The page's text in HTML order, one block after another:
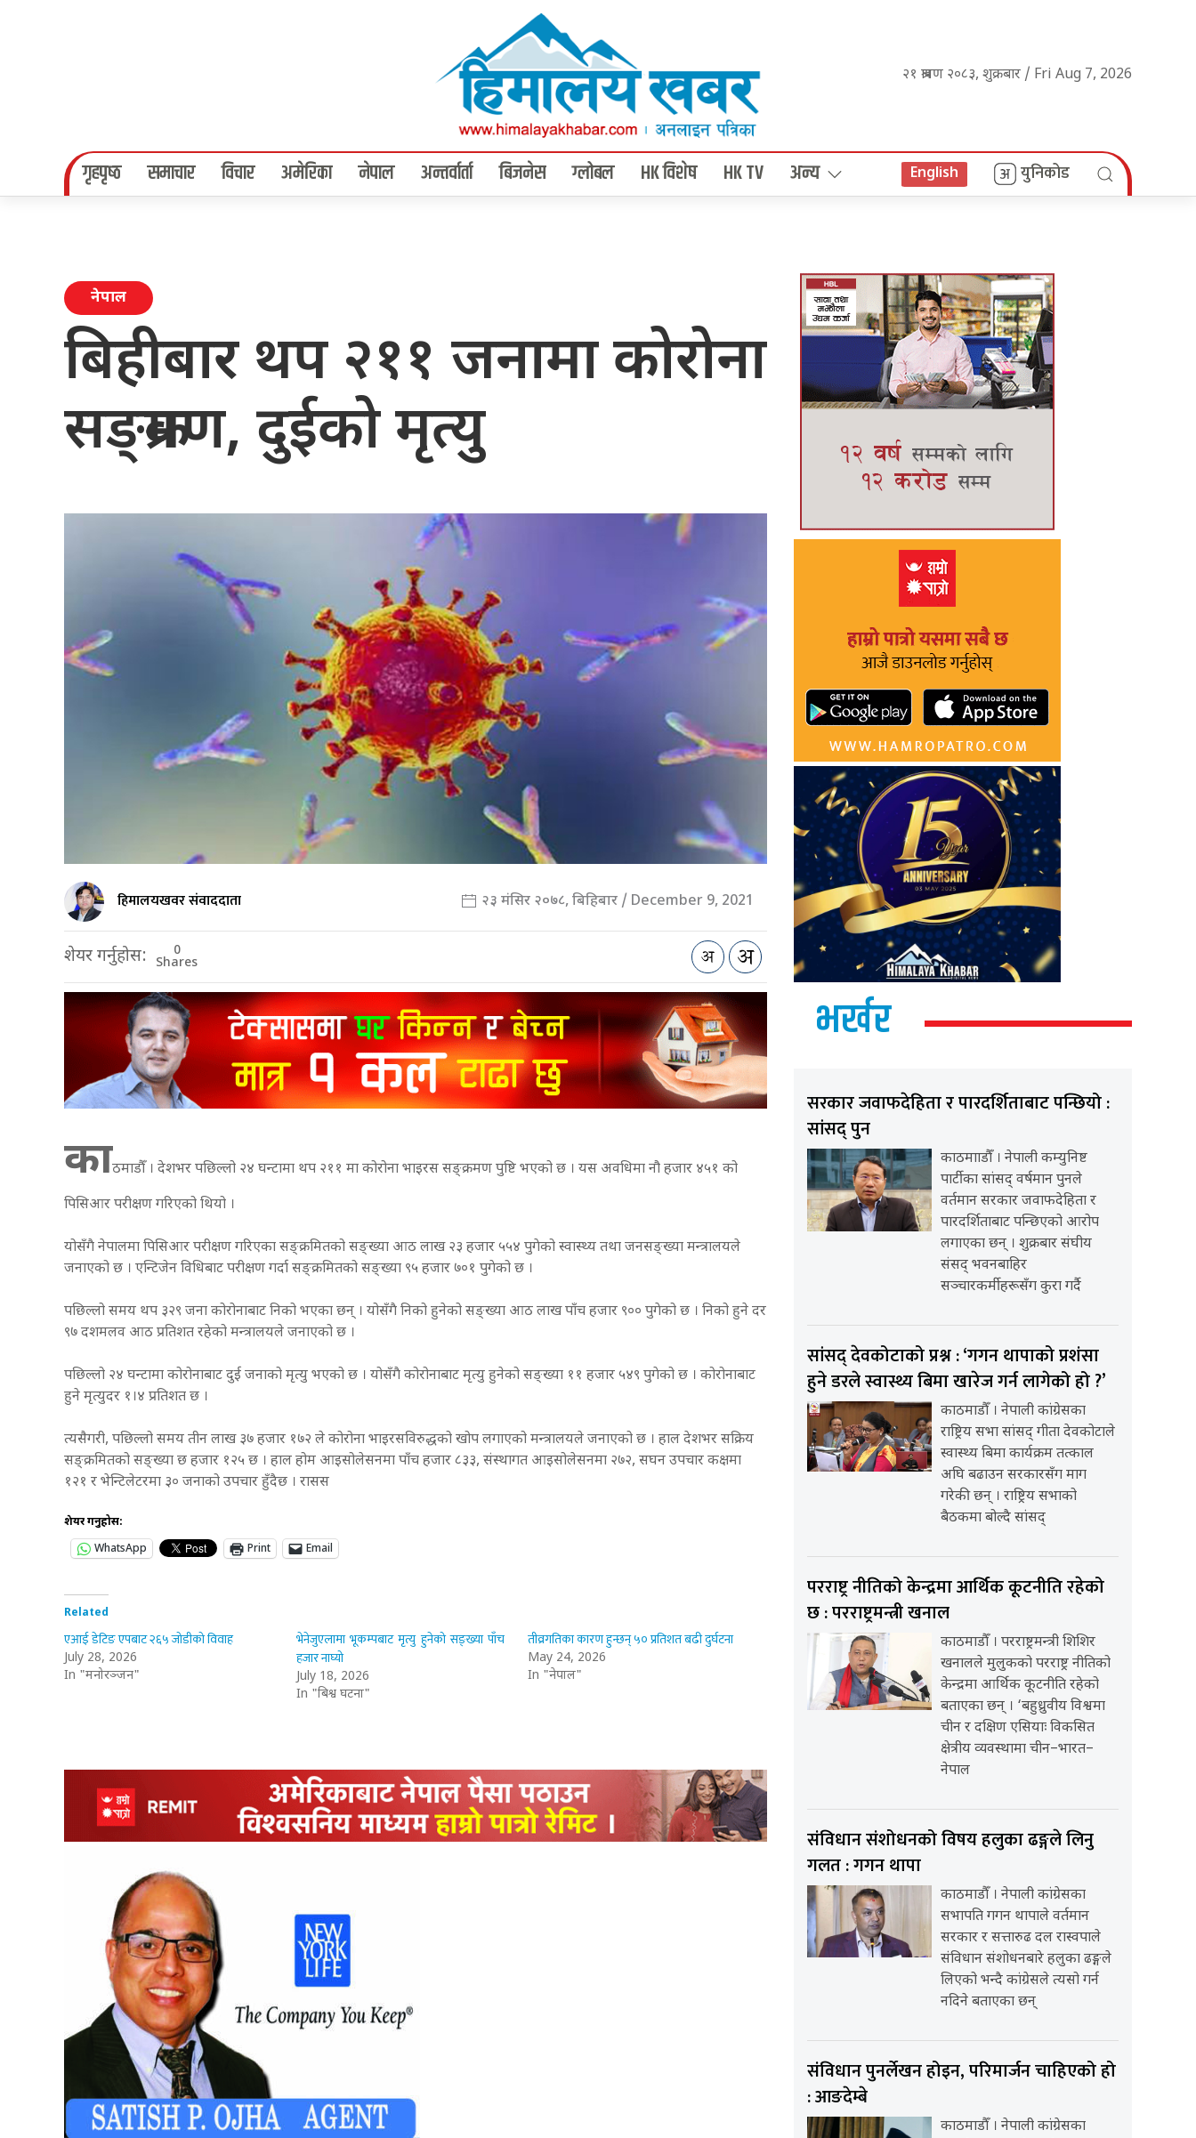
२१ श्रावण २०८३, शुक्रबार / Fri Aug 7, 2026
गृहपृष्‍ठ समाचार विचार अमेरिका नेपाल अन्तर्वार्ता बिजनेस ग्लोबल HK विशेष HK TV अन्य English युनिकोड
नेपाल
बिहीबार थप २११ जनामा कोरोना
सङ्क्रमण, दुईको मृत्यु
हिमालयखवर संवाददाता २३ मंसिर २०७८, बिहिबार / December 9, 2021
शेयर गर्नुहोस: 0
Shares
काठमाडौँ । देशभर पछिल्लो २४ घन्टामा थप २११ मा कोरोना भाइरस सङ्क्रमण पुष्टि भएको छ । यस अवधिमा नौ हजार ४५१ को
पिसिआर परीक्षण गरिएको थियो ।
योसँगै नेपालमा पिसिआर परीक्षण गरिएका सङ्क्रमितको सङ्ख्या आठ लाख २३ हजार ५५४ पुगेको स्वास्थ्य तथा जनसङ्ख्या मन्त्रालयले
जनाएको छ । एन्टिजेन विधिबाट परीक्षण गर्दा सङ्क्रमितको सङ्ख्या ९५ हजार ७०१ पुगेको छ ।
पछिल्लो समय थप ३२९ जना कोरोनाबाट निको भएका छन् । योसँगै निको हुनेको सङ्ख्या आठ लाख पाँच हजार ९०० पुगेको छ । निको हुने दर
९७ दशमलव आठ प्रतिशत रहेको मन्त्रालयले जनाएको छ ।
पछिल्लो २४ घन्टामा कोरोनाबाट दुई जनाको मृत्यु भएको छ । योसँगै कोरोनाबाट मृत्यु हुनेको सङ्ख्या ११ हजार ५४९ पुगेको छ । कोरोनाबाट
हुने मृत्युदर १।४ प्रतिशत छ ।
त्यसैगरी, पछिल्लो समय तीन लाख ३७ हजार १७२ ले कोरोना भाइरसविरुद्धको खोप लगाएको मन्त्रालयले जनाएको छ । हाल देशभर सक्रिय
सङ्क्रमितको सङ्ख्या छ हजार १२५ छ । हाल होम आइसोलेसनमा पाँच हजार ८३३, संस्थागत आइसोलेसनमा २७२, सघन उपचार कक्षमा
१२१ र भेन्टिलेटरमा ३० जनाको उपचार हुँदैछ । रासस
शेयर गर्नुहोस:
WhatsApp
Print Email
Related
एआई डेटिङ एपबाट २६५ जोडीको विवाह
July 28, 2026
In "मनोरञ्जन"
भेनेजुएलामा भूकम्पबाट मृत्यु हुनेको सङ्ख्या पाँच
हजार नाघ्यो
July 18, 2026
In "बिश्व घटना"
तीव्रगतिका कारण हुन्छन् ५० प्रतिशत बढी दुर्घटना
May 24, 2026
In "नेपाल"
भर्खर
सरकार जवाफदेहिता र पारदर्शिताबाट पन्छियो :
सांसद् पुन
काठमााडौँ । नेपाली कम्युनिष्ट
पार्टीका सांसद् वर्षमान पुनले
वर्तमान सरकार जवाफदेहिता र
पारदर्शिताबाट पन्छिएको आरोप
लगाएका छन् । शुक्रबार संघीय
संसद् भवनबाहिर
सञ्चारकर्मीहरूसँग कुरा गर्दै
सांसद् देवकोटाको प्रश्न : ‘गगन थापाको प्रशंसा
हुने डरले स्वास्थ्य बिमा खारेज गर्न लागेको हो ?’
काठमाडौँ । नेपाली कांग्रेसका
राष्ट्रिय सभा सांसद् गीता देवकोटाले
स्वास्थ्य बिमा कार्यक्रम तत्काल
अघि बढाउन सरकारसँग माग
गरेकी छन् । राष्ट्रिय सभाको
बैठकमा बोल्दै सांसद्
परराष्ट्र नीतिको केन्द्रमा आर्थिक कूटनीति रहेको
छ : परराष्ट्रमन्त्री खनाल
काठमाडौँ । परराष्ट्रमन्त्री शिशिर
खनालले मुलुकको परराष्ट्र नीतिको
केन्द्रमा आर्थिक कूटनीति रहेको
बताएका छन् । ‘बहुध्रुवीय विश्वमा
चीन र दक्षिण एसियाः विकसित
क्षेत्रीय व्यवस्थामा चीन–भारत–
नेपाल
संविधान संशोधनको विषय हलुका ढङ्गले लिनु
गलत : गगन थापा
काठमाडौँ । नेपाली कांग्रेसका
सभापति गगन थापाले वर्तमान
सरकार र सत्तारुढ दल रास्वपाले
संविधान संशोधनबारे हलुका ढङ्गले
लिएको भन्दै कांग्रेसले त्यसो गर्न
नदिने बताएका छन्
संविधान पुनर्लेखन होइन, परिमार्जन चाहिएको हो
: आङदेम्बे
काठमाडौँ । नेपाली कांग्रेसका